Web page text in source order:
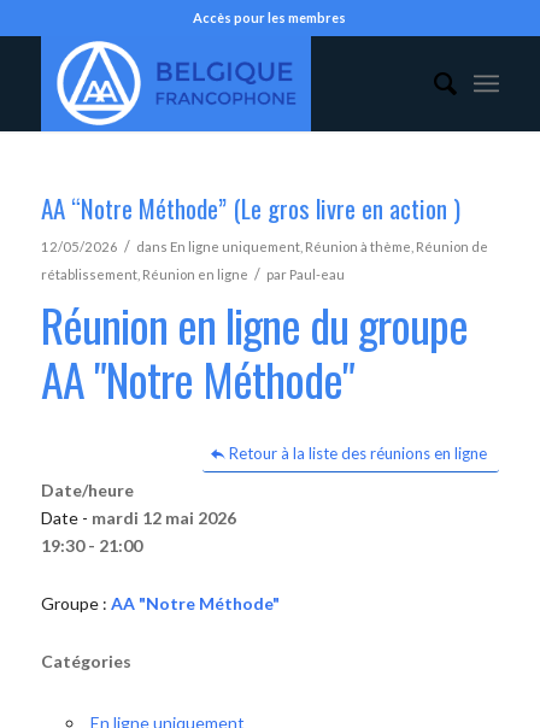
Accès pour les membres
AA “Notre Méthode” (Le gros livre en action )
12/05/2026 / dans En ligne uniquement, Réunion à thème Réunion de
rétablissement, Réunion en ligne / par Paul-eau
Réunion en ligne du groupe
AA "Notre Méthode"
Retour à la liste des réunions en ligne
Date/heure
Date - mardi 12 mai 2026
19:30 - 21:00
Groupe : AA "Notre Méthode"
Catégories
En ligne uniquement